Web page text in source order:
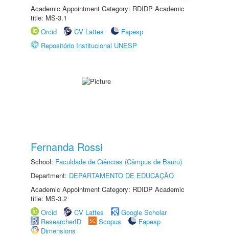
Academic Appointment Category: RDIDP Academic
title: MS-3.1
Orcid
CV Lattes
Fapesp
Repositório Institucional UNESP
Fernanda Rossi
School: Faculdade de Ciências (Câmpus de Bauru)
Department: DEPARTAMENTO DE EDUCAÇÃO
Academic Appointment Category: RDIDP Academic
title: MS-3.2
Orcid
CV Lattes
Google Scholar
ResearcherID
Scopus
Fapesp
Dimensions